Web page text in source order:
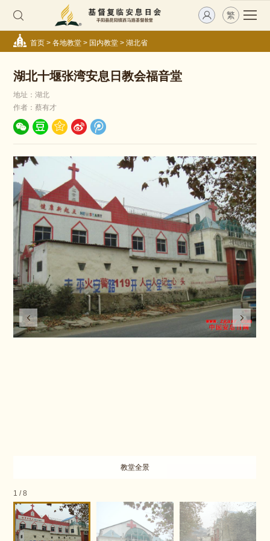
繁
首页> 各地教堂> 国内教堂> 湖北省
湖北十堰张湾安息日教会福音堂
地址：湖北
作者：蔡有才
教堂全景
1 /8